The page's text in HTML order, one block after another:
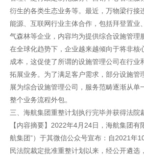
衍生的各类生态业务等。最近，万物梁行接
能源、互联网行业主体合作，包括拜登置业
气森林等企业，内容均为提供综合设施管理
在全球化趋势下，企业越来越倾向于将非核
成本，这促使了所谓的设施管理公司在行业
拓展业务。为了满足客户需求，部分设施管
展为综合设施管理公司，服务范畴逐渐从单
整个业务流程外包。
三、海航集团重整计划执行完毕并获得法院
【内容摘要】2022年4月24日，海航集团有
航集团”）于其微信公众号宣布：自2021年
民法院裁定批准重整计划以来，经公开遴选